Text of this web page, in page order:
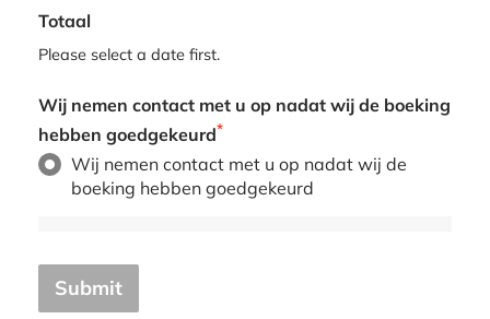
Totaal
Please select a date first.
Wij nemen contact met u op nadat wij de boeking
hebben goedgekeurd*
Wij nemen contact met u op nadat wij de
boeking hebben goedgekeurd
Submit